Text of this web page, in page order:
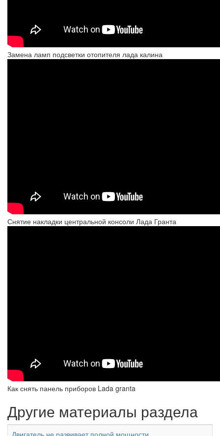
Замена ламп подсветки отопителя лада калина
Снятие накладки центральной консоли Лада Гранта
Как снять панель приборов Lada granta
Другие материалы раздела
Двигатель не развивает полной мощности